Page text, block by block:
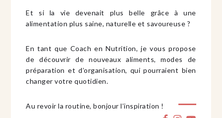
Et si la vie devenait plus belle grâce à une
alimentation plus saine, naturelle et savoureuse ?
En tant que Coach en Nutrition, je vous propose
de découvrir de nouveaux aliments, modes de
préparation et d’organisation, qui pourraient bien
changer votre quotidien.
Au revoir la routine, bonjour l’inspiration !